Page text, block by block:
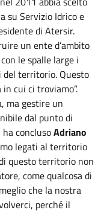
su Servizio Idrico e
di Atersir.
un ente d’ambito
le spalle large i
del territorio. Questo
cui ci troviamo”.
ma gestire un
dal punto di
conclusoAdriano
legati al territorio
questo territorio non
come qualcosa di
che la nostra
perché il